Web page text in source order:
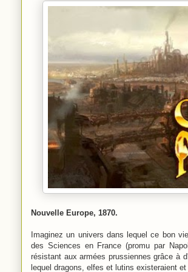
Nouvelle Europe, 1870.
Imaginez un univers dans lequel ce bon
des Sciences en France (promu par
résistant aux armées prussiennes grâce à
lequel dragons, elfes et lutins existeraient